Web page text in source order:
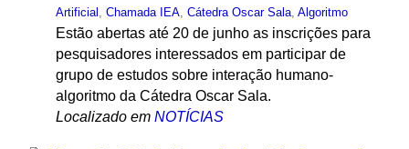
Artificial , Chamada IEA, Cátedra Oscar Sala, Algoritmo
Estão abertas até 20 de junho as inscrições para
pesquisadores interessados em participar de
grupo de estudos sobre interação humano-
algoritmo da Cátedra Oscar Sala.
Localizado em NOTÍCIAS